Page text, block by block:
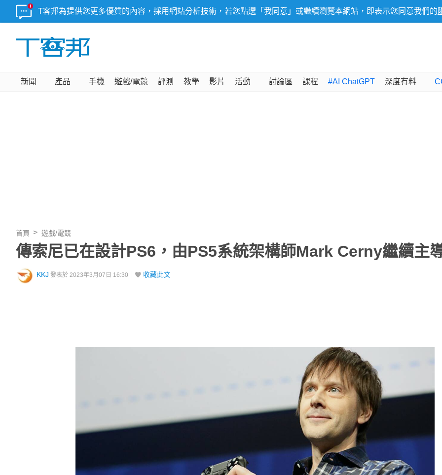
T客邦為提供您更多優質的內容，採用網站分析技術，若您點選「我同意」或繼續瀏覽本網站，即表示您同意我們的
新聞 產品 手機 遊戲/電競 評測 教學 影片 活動 討論區 課程 #AI ChatGPT 深度有料
首頁 遊戲/電競
傳索尼已在設計PS6，由PS5系統架構師Mark Cerny繼續主
KKJ 發表於 2023年3月07日 16:30 收藏此文